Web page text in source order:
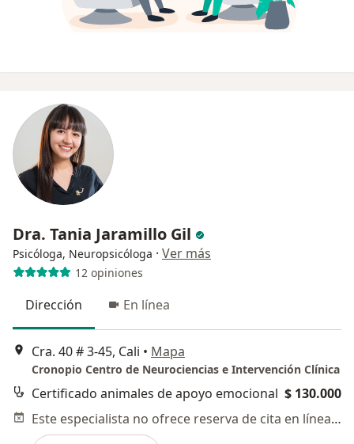
Dra. Tania Jaramillo Gil
Psicóloga, Neuropsicóloga · Ver más
12 opiniones
Dirección En línea
Cra. 40 # 3-45, Cali • Mapa
Cronopio Centro de Neurociencias e Intervención Clínica
Certificado animales de apoyo emocional $ 130.000
Este especialista no ofrece reserva de cita en línea en esta dirección.